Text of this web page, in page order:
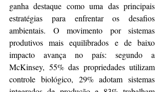
ganha destaque como uma das principais
estratégias para enfrentar os desafios
ambientais. O movimento por sistemas
produtivos mais equilibrados e de baixo
impacto avança no país: segundo a
McKinsey, 55% das propriedades utilizam
controle biológico, 29% adotam sistemas